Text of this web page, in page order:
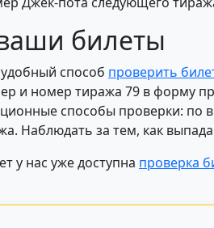
билеты
способ проверить
и номер тиража 79 в форму
способы проверки:
Наблюдать за тем, как
у нас уже доступна проверка